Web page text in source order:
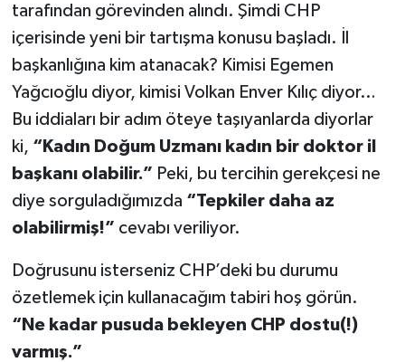
tarafından görevinden alındı. Şimdi CHP
içerisinde yeni bir tartışma konusu başladı. İl
başkanlığına kim atanacak? Kimisi Egemen
Yağcıoğlu diyor, kimisi Volkan Enver Kılıç diyor…
Bu iddiaları bir adım öteye taşıyanlarda diyorlar
ki, “Kadın Doğum Uzmanı kadın bir doktor il
başkanı olabilir.” Peki, bu tercihin gerekçesi ne
diye sorguladığımızda “Tepkiler daha az
olabilirmiş!” cevabı veriliyor.
Doğrusunu isterseniz CHP’deki bu durumu
özetlemek için kullanacağım tabiri hoş görün.
“Ne kadar pusuda bekleyen CHP dostu(!)
varmış.”